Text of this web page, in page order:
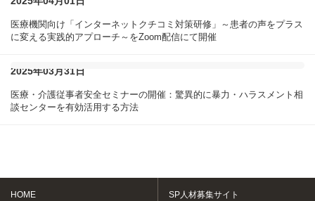
医療機関向け「インターネットクチコミ対策研修」～患者の声をプラス
に変える実践的アプローチ～をZoom配信にて開催
2025年03月31日
医療・介護従事者安全セミナーの開催：驚異的に暴力・ハラスメント相
談センターを有効活用する方法
HOME SP人材募集サイト